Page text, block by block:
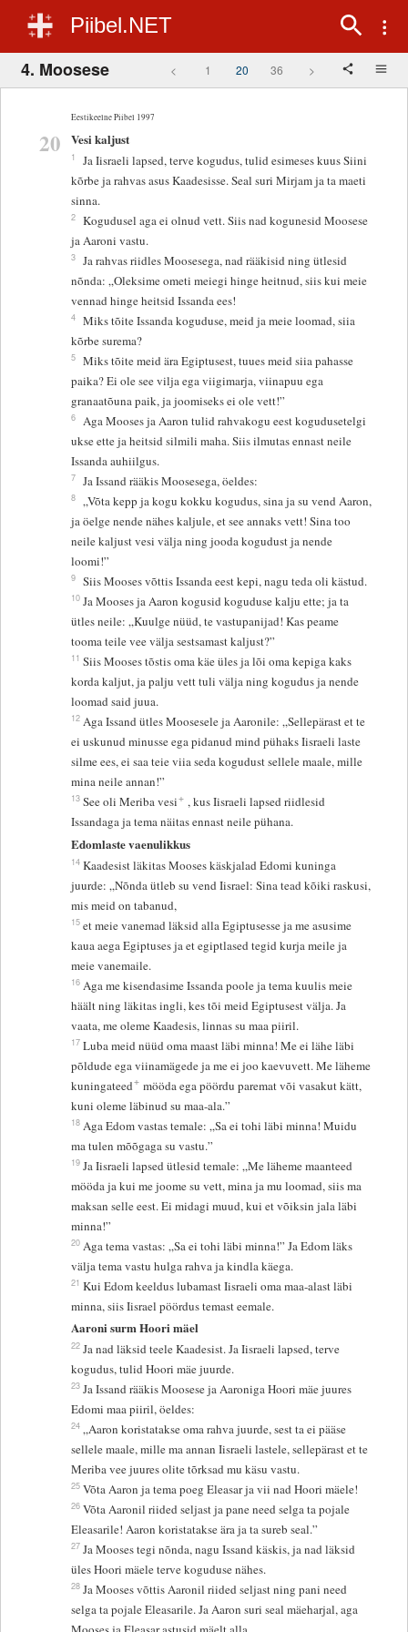
Piibel.NET
4. Moosese < 1 20 36 >
Eestikeelne Piibel 1997
20 Vesi kaljust
1
Ja Iisraeli lapsed, terve kogudus, tulid esimeses kuus Siini
kõrbe ja rahvas asus Kaadesisse. Seal suri Mirjam ja ta maeti
sinna.
2 Kogudusel aga ei olnud vett. Siis nad kogunesid Moosese
ja Aaroni vastu.
3 Ja rahvas riidles Moosesega, nad rääkisid ning ütlesid
nõnda: „Oleksime ometi meiegi hinge heitnud, siis kui meie
vennad hinge heitsid Issanda ees!
4 Miks tõite Issanda koguduse, meid ja meie loomad, siia
kõrbe surema?
5 Miks tõite meid ära Egiptusest, tuues meid siia pahasse
paika? Ei ole see vilja ega viigimarja, viinapuu ega
granaatõuna paik, ja joomiseks ei ole vett!”
6 Aga Mooses ja Aaron tulid rahvakogu eest kogudusetelgi
ukse ette ja heitsid silmili maha. Siis ilmutas ennast neile
Issanda auhiilgus.
7 Ja Issand rääkis Moosesega, öeldes:
8 „Võta kepp ja kogu kokku kogudus, sina ja su vend Aaron,
ja öelge nende nähes kaljule, et see annaks vett! Sina too
neile kaljust vesi välja ning jooda kogudust ja nende
loomi!”
9 Siis Mooses võttis Issanda eest kepi, nagu teda oli kästud.
10 Ja Mooses ja Aaron kogusid koguduse kalju ette; ja ta
ütles neile: „Kuulge nüüd, te vastupanijad! Kas peame
tooma teile vee välja sestsamast kaljust?”
11 Siis Mooses tõstis oma käe üles ja lõi oma kepiga kaks
korda kaljut, ja palju vett tuli välja ning kogudus ja nende
loomad said juua.
12 Aga Issand ütles Moosesele ja Aaronile: „Sellepärast et te
ei uskunud minusse ega pidanud mind pühaks Iisraeli laste
silme ees, ei saa teie viia seda kogudust sellele maale, mille
mina neile annan!”
13 See oli Meriba vesi+ , kus Iisraeli lapsed riidlesid
Issandaga ja tema näitas ennast neile pühana.
Edomlaste vaenulikkus
14 Kaadesist läkitas Mooses käskjalad Edomi kuninga
juurde: „Nõnda ütleb su vend Iisrael: Sina tead kõiki raskusi,
mis meid on tabanud,
15 et meie vanemad läksid alla Egiptusesse ja me asusime
kaua aega Egiptuses ja et egiptlased tegid kurja meile ja
meie vanemaile.
16 Aga me kisendasime Issanda poole ja tema kuulis meie
häält ning läkitas ingli, kes tõi meid Egiptusest välja. Ja
vaata, me oleme Kaadesis, linnas su maa piiril.
17 Luba meid nüüd oma maast läbi minna! Me ei lähe läbi
põldude ega viinamägede ja me ei joo kaevuvett. Me läheme
kuningateed+ mööda ega pöördu paremat või vasakut kätt,
kuni oleme läbinud su maa-ala.”
18 Aga Edom vastas temale: „Sa ei tohi läbi minna! Muidu
ma tulen mõõgaga su vastu.”
19 Ja Iisraeli lapsed ütlesid temale: „Me läheme maanteed
mööda ja kui me joome su vett, mina ja mu loomad, siis ma
maksan selle eest. Ei midagi muud, kui et võiksin jala läbi
minna!”
20 Aga tema vastas: „Sa ei tohi läbi minna!” Ja Edom läks
välja tema vastu hulga rahva ja kindla käega.
21 Kui Edom keeldus lubamast Iisraeli oma maa-alast läbi
minna, siis Iisrael pöördus temast eemale.
Aaroni surm Hoori mäel
22 Ja nad läksid teele Kaadesist. Ja Iisraeli lapsed, terve
kogudus, tulid Hoori mäe juurde.
23 Ja Issand rääkis Moosese ja Aaroniga Hoori mäe juures
Edomi maa piiril, öeldes:
24 „Aaron koristatakse oma rahva juurde, sest ta ei pääse
sellele maale, mille ma annan Iisraeli lastele, sellepärast et te
Meriba vee juures olite tõrksad mu käsu vastu.
25 Võta Aaron ja tema poeg Eleasar ja vii nad Hoori mäele!
26 Võta Aaronil riided seljast ja pane need selga ta pojale
Eleasarile! Aaron koristatakse ära ja ta sureb seal.”
27 Ja Mooses tegi nõnda, nagu Issand käskis, ja nad läksid
üles Hoori mäele terve koguduse nähes.
28 Ja Mooses võttis Aaronil riided seljast ning pani need
selga ta pojale Eleasarile. Ja Aaron suri seal mäeharjal, aga